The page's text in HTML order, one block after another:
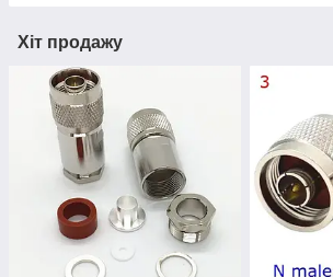
Хіт продажу